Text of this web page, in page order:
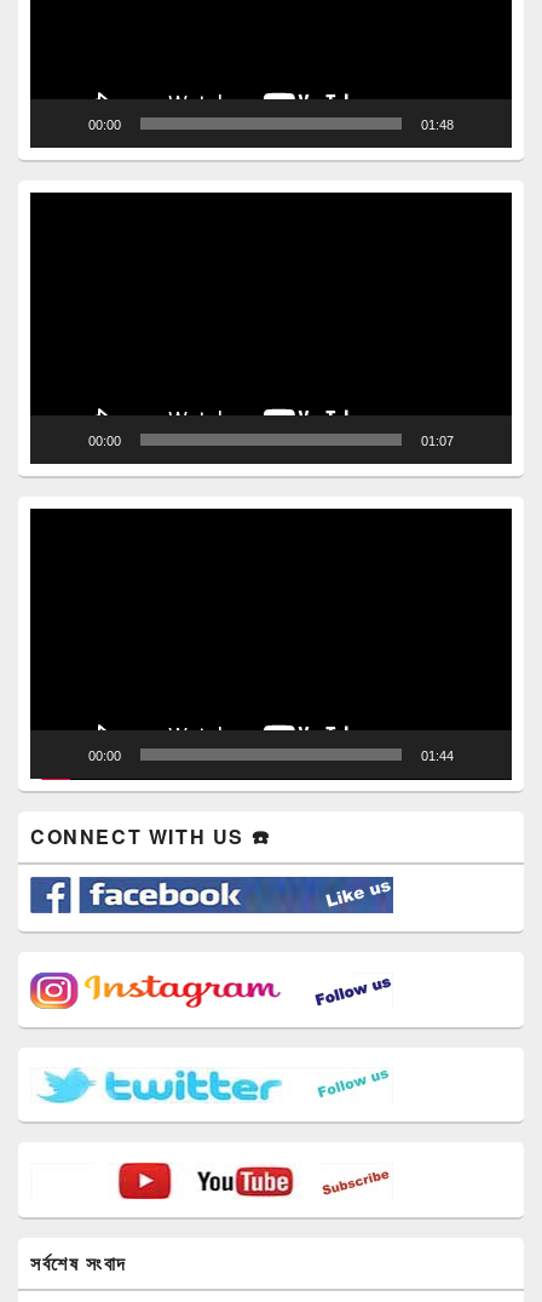
00:00 01:48
00:00 01:07
00:00 01:44
CONNECT WITH US ☎️
সর্বশেষ সংবাদ